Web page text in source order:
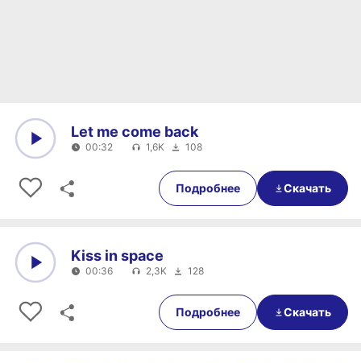
00:32
Let me come back
00:32 1,6K 108
Подробнее Скачать
00:36
Kiss in space
00:36 2,3K 128
Подробнее Скачать